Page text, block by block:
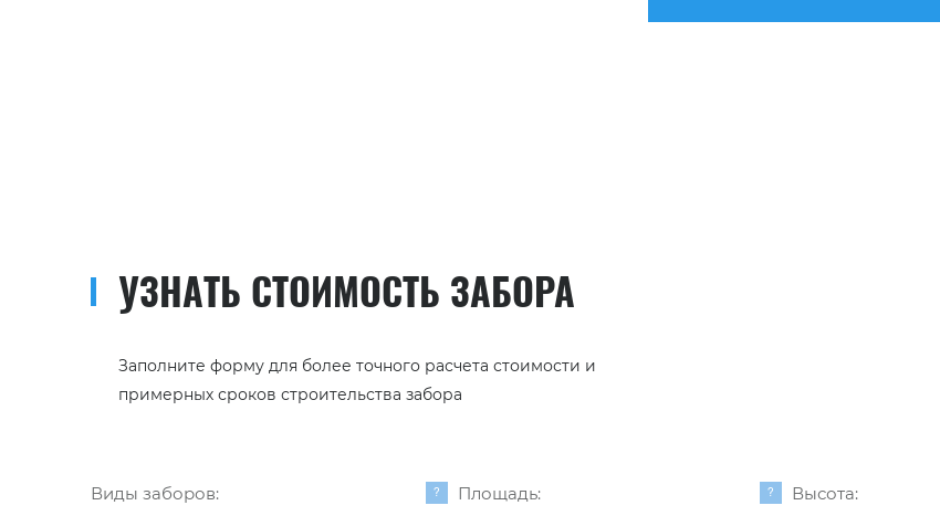
УЗНАТЬ СТОИМОСТЬ ЗАБОРА
Заполните форму для более точного расчета стоимости и
примерных сроков строительства забора
Виды заборов: Площадь: Высота: